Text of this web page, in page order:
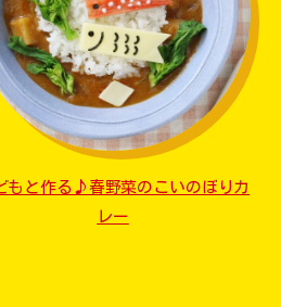
もと作る♪春野菜のこいのぼりカ
レー